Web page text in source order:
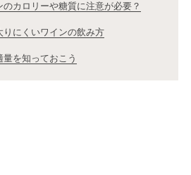
カロリーや糖質に注意が必要？
にくいワインの飲み方
を知っておこう